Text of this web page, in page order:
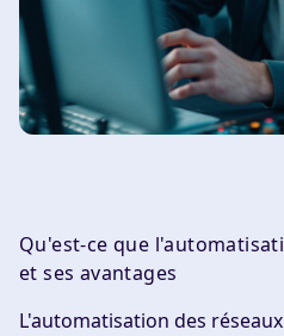
Qu'est-ce que
et ses avantages
L'automatisation des